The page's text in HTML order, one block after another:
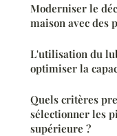
Moderniser le
maison avec des
L'utilisation du
optimiser la
Quels critères
sélectionner les
supérieure ?